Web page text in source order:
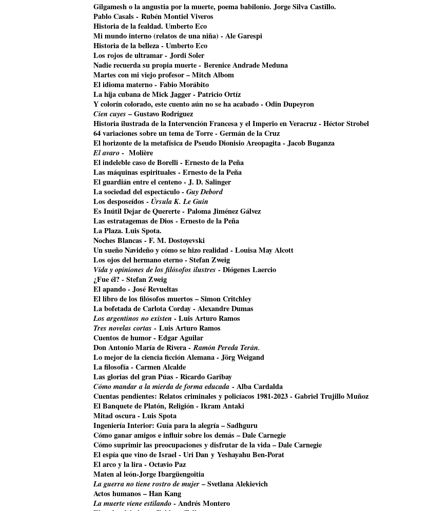
Gilgamesh o la angustia por la muerte, poema babilonio. Jorge Silva Castillo.
Pablo Casals - Rubén Montiel Viveros
Historia de la fealdad. Umberto Eco
Mi mundo interno (relatos de una niña) - Ale Garespi
Historia de la belleza - Umberto Eco
Los rojos de ultramar - Jordi Soler
Nadie recuerda su propia muerte - Berenice Andrade Meduna
Martes con mi viejo profesor – Mitch Albom
El idioma materno - Fabio Morábito
La hija cubana de Mick Jagger- Patricio Ortíz
Y colorín colorado, este cuento aún no se ha acabado - Odin Dupeyron
Cien cuyes – Gustavo Rodríguez
Historia ilustrada de la Intervención Francesa y el Imperio en Veracruz - Héctor Strobel
64 variaciones sobre un tema de Torre - Germán de la Cruz
El horizonte de la metafísica de Pseudo Dionisio Areopagita - Jacob Buganza
El avaro- Molière
El indeleble caso de Borelli - Ernesto de la Peña
Las máquinas espirituales - Ernesto de la Peña
El guardián entre el centeno - J. D. Salinger
La sociedad del espectáculo -Guy Debord
Los desposeídos - Úrsula K. Le Guin
Es Inútil Dejar de Quererte - Paloma Jiménez Gálvez
Las estratagemas de Dios - Ernesto de la Peña
La Plaza. Luis Spota.
Noches Blancas - F. M. Dostoyevski
Un sueño Navideño y cómo se hizo realidad - Louisa May Alcott
Los ojos del hermano eterno - Stefan Zweig
Vida y opiniones de los filósofos ilustres - Diógenes Laercio
¿Fue él? - Stefan Zweig
El apando - José Revueltas
El libro de los filósofos muertos – Simon Critchley
La bofetada de Carlota Corday - Alexandre Dumas
Los argentinos no existen - Luis Arturo Ramos
Tres novelas cortas - Luis Arturo Ramos
Cuentos de humor - Edgar Aguilar
Don Antonio María de Rivera -Ramón Pereda Terán.
Lo mejor de la ciencia ficción Alemana - Jörg Weigand
La filosofía - Carmen Alcalde
Las glorias del gran Púas - Ricardo Garibay
Cómo mandar a la mierda de forma educada - Alba Cardalda
Cuentas pendientes: Relatos criminales y policíacos 1981-2023 - Gabriel Trujillo Muñoz
El Banquete de Platón, Religión - Ikram Antaki
Mitad oscura - Luis Spota
Ingeniería Interior: Guía para la alegría – Sadhguru
Cómo ganar amigos e influir sobre los demás – Dale Carnegie
Cómo suprimir las preocupaciones y disfrutar de la vida – Dale Carnegie
El espía que vino de Israel - Uri Dan y Yeshayahu Ben-Porat
El arco y la lira - Octavio Paz
Maten al león-Jorge Ibargüengoitia
La guerra no tiene rostro de mujer– Svetlana Alekievich
Actos humanos – Han Kang
La muerte viene estilando- Andrés Montero